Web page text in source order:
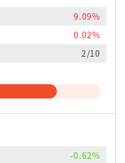
9.09%
0.02%
2/10
-0.62%